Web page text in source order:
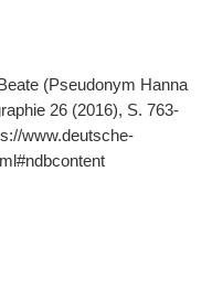
(Pseudonym Hanna
26 (2016), S. 763-
www.deutsche-